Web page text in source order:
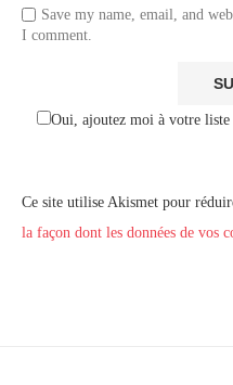
Save my name, email, and
I comment.
Oui, ajoutez moi à votre
Ce site utilise Akismet pour
la façon dont les données de vos